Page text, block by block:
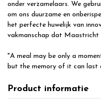
onder verzamelaars. We
om ons duurzame en
het perfecte huwelijk van
vakmanschap dat Maastricht
"A meal may be only a
but the memory of it can last
Product informatie